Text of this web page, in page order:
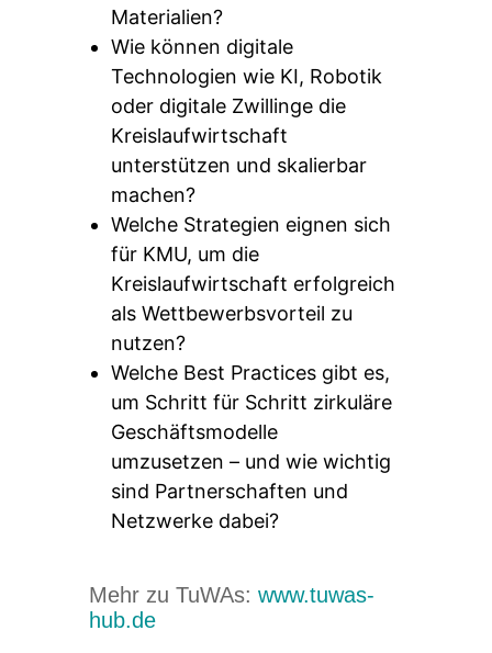
Materialien?
Wie können digitale
Technologien wie KI, Robotik
oder digitale Zwillinge die
Kreislaufwirtschaft
unterstützen und skalierbar
machen?
Welche Strategien eignen sich
für KMU, um die
Kreislaufwirtschaft erfolgreich
als Wettbewerbsvorteil zu
nutzen?
Welche Best Practices gibt es,
um Schritt für Schritt zirkuläre
Geschäftsmodelle
umzusetzen – und wie wichtig
sind Partnerschaften und
Netzwerke dabei?
Mehr zu TuWAs: www.tuwas-
hub.de